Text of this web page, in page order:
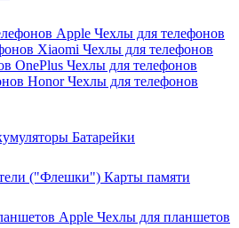
Apple Чехлы для телефонов
Xiaomi Чехлы для телефонов
OnePlus Чехлы для телефонов
Honor Чехлы для телефонов
Батарейки
("Флешки") Карты памяти
Apple Чехлы для планшетов